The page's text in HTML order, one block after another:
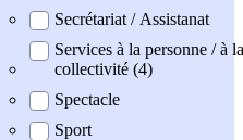
Secrétariat / Assistanat
Services à la personne / à la
collectivité (4)
Spectacle
Sport